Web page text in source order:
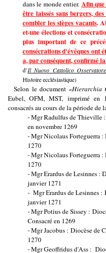
dans le monde entier. Afin que
être laissés sans bergers,
combler les sièges vacants.
et-une élections et
plus important de ce
consécrations d'évêques ont
a, par conséquent, confirmé
d’Il Nuovo Cattolico Osservatore
Histoire ecclésiastique)
Selon le document «Hierarchia
Eubel, OFM, MST, imprimé en
consacrés au cours de la période de
- Mgr Radulfus de Thieville
en novembre 1269
- Mgr Nicolaus Forteguerra :
1270
- Mgr Nicolaus Forteguerra :
1270
- Mgr Erardus de Lesinnes :
janvier 1271
- Mgr Erardus de Lesinnes :
janvier 1271
- Mgr Potius de Sissey :
Consacré en 1269
- Mgr Jacobus : Diocèse de
1270
- Mgr Geoffridus d'Ass :